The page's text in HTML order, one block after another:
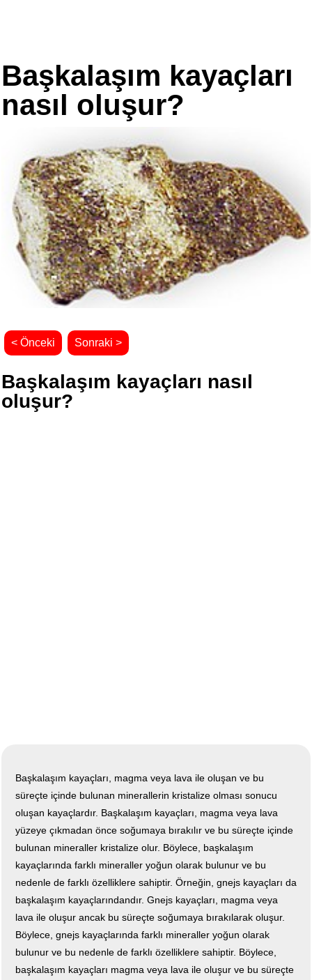
Başkalaşım kayaçları
nasıl oluşur?
< Önceki Sonraki >
Başkalaşım kayaçları nasıl
oluşur?
Başkalaşım kayaçları, magma veya lava ile oluşan ve bu
süreçte içinde bulunan minerallerin kristalize olması sonucu
oluşan kayaçlardır. Başkalaşım kayaçları, magma veya lava
yüzeye çıkmadan önce soğumaya bırakılır ve bu süreçte içinde
bulunan mineraller kristalize olur. Böylece, başkalaşım
kayaçlarında farklı mineraller yoğun olarak bulunur ve bu
nedenle de farklı özelliklere sahiptir. Örneğin, gnejs kayaçları da
başkalaşım kayaçlarındandır. Gnejs kayaçları, magma veya
lava ile oluşur ancak bu süreçte soğumaya bırakılarak oluşur.
Böylece, gnejs kayaçlarında farklı mineraller yoğun olarak
bulunur ve bu nedenle de farklı özelliklere sahiptir. Böylece,
başkalaşım kayaçları magma veya lava ile oluşur ve bu süreçte